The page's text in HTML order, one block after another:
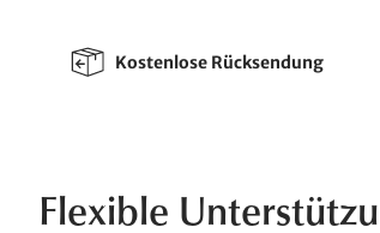
Kostenlose Rücksendung
Flexible